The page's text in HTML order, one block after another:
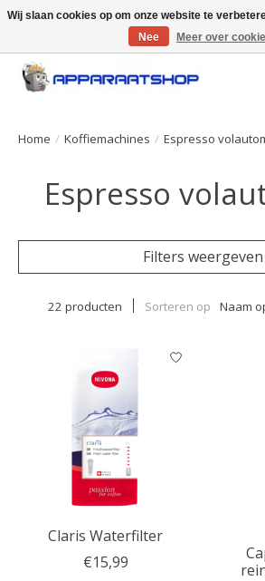
Large selection of products and fast shipping!
Home / Koffiemachines / Espresso
Espresso
Filters weergeven
22 producten Sorteren op Naam
Claris Waterfilter
€15,99
Wij slaan cookies op om onze website te
Nee
Meer over